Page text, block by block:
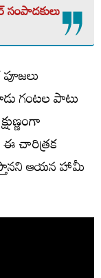
సంపాదకులు
గంటల పాటు
ఈ చారిత్రక
ఆయన హామీ